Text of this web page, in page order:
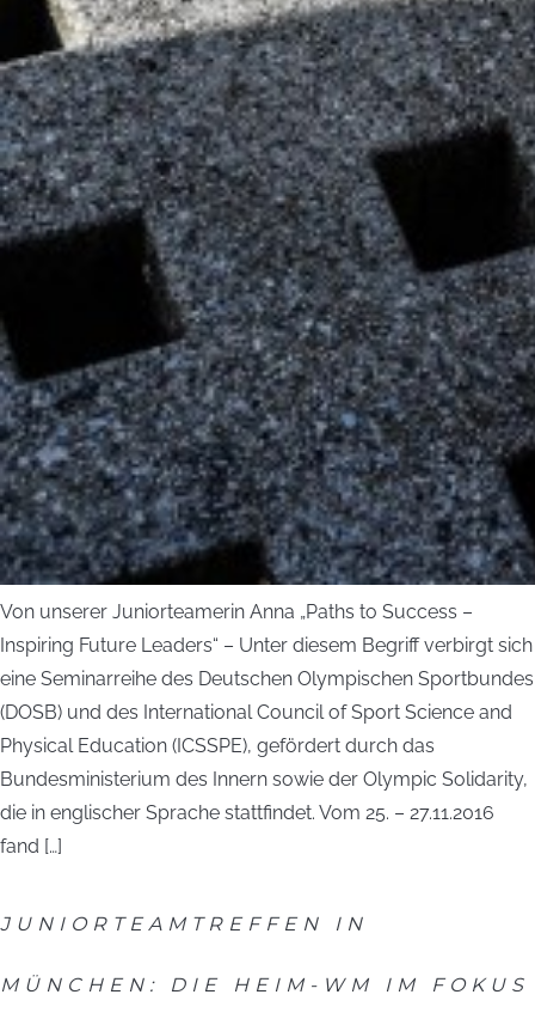
Von unserer Juniorteamerin Anna „Paths to Success –
Inspiring Future Leaders“ – Unter diesem Begriff verbirgt sich
eine Seminarreihe des Deutschen Olympischen Sportbundes
(DOSB) und des International Council of Sport Science and
Physical Education (ICSSPE), gefördert durch das
Bundesministerium des Innern sowie der Olympic Solidarity,
die in englischer Sprache stattfindet. Vom 25. – 27.11.2016
fand […]
JUNIORTEAMTREFFEN IN
MÜNCHEN: DIE HEIM-WM IM FOKUS